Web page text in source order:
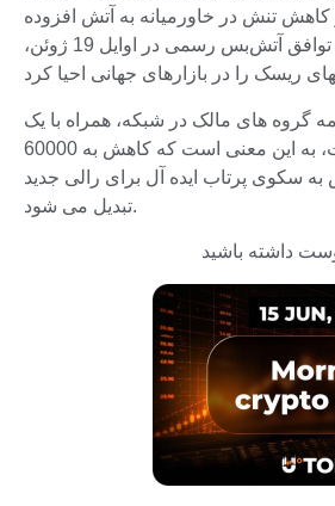
تنش در خاورمیانه به آتش افزوده
شد، امکان دستیابی به توافق آتش‌بس رسمی در اوایل 19 ژوئن،
گروه های مالک در شبکه، همراه با یک
محیط خارجی مثبت، به این معنی است که کاهش به 60000
به سکوی پرتاب ایده آل برای رالی جدید
تبدیل می شود.
داشته باشید